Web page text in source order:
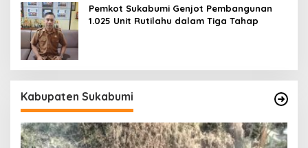
Pemkot Sukabumi Genjot Pembangunan
1.025 Unit Rutilahu dalam Tiga Tahap
Kabupaten Sukabumi